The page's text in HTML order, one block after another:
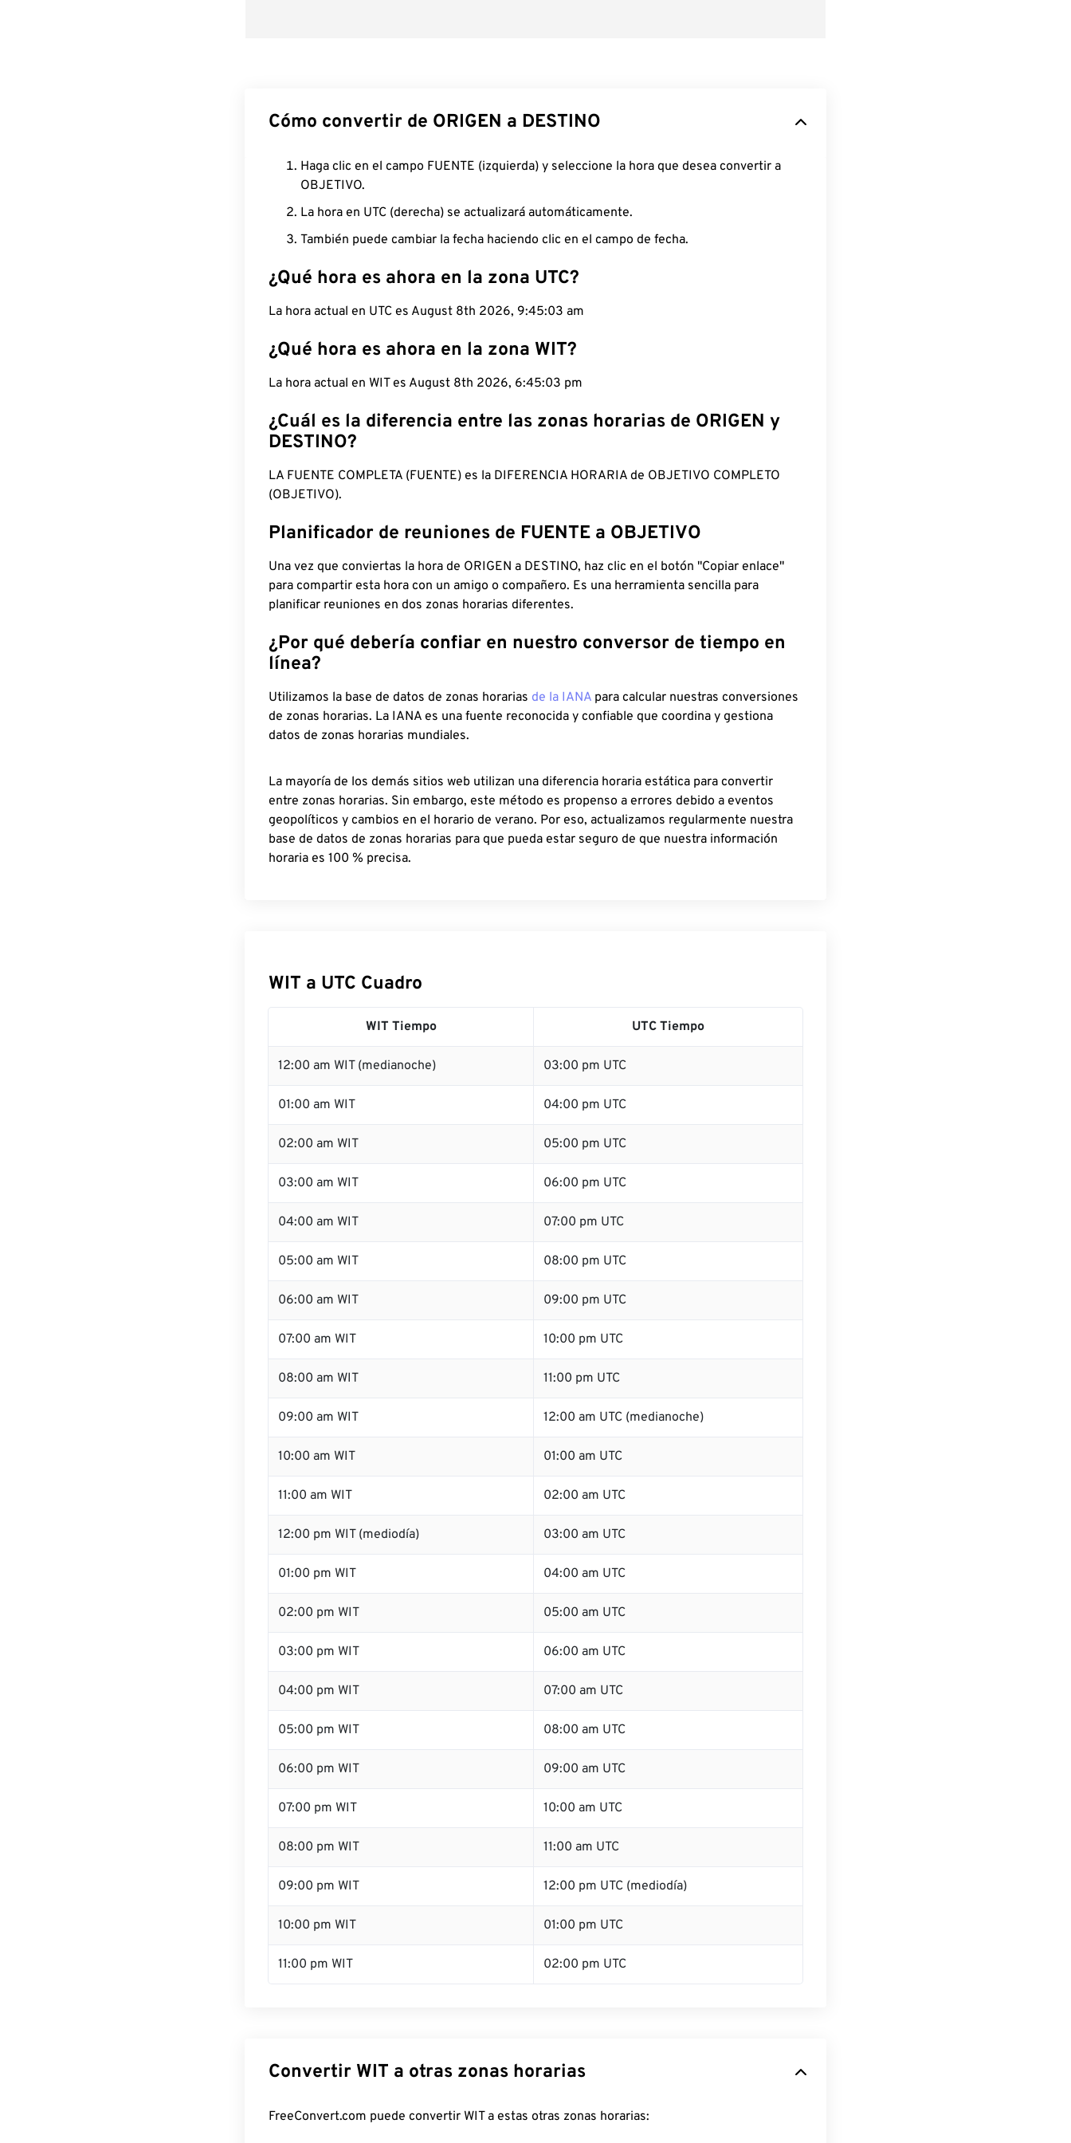
Cómo convertir de ORIGEN a DESTINO
Haga clic en el campo FUENTE (izquierda) y seleccione la hora que desea convertir a
OBJETIVO.
La hora en UTC (derecha) se actualizará automáticamente.
También puede cambiar la fecha haciendo clic en el campo de fecha.
¿Qué hora es ahora en la zona UTC?
La hora actual en UTC es August 8th 2026, 9:45:04 am
¿Qué hora es ahora en la zona WIT?
La hora actual en WIT es August 8th 2026, 6:45:04 pm
¿Cuál es la diferencia entre las zonas horarias de ORIGEN y
DESTINO?
LA FUENTE COMPLETA (FUENTE) es la DIFERENCIA HORARIA de OBJETIVO COMPLETO
(OBJETIVO).
Planificador de reuniones de FUENTE a OBJETIVO
Una vez que conviertas la hora de ORIGEN a DESTINO, haz clic en el botón "Copiar enlace"
para compartir esta hora con un amigo o compañero. Es una herramienta sencilla para
planificar reuniones en dos zonas horarias diferentes.
¿Por qué debería confiar en nuestro conversor de tiempo en
línea?
Utilizamos la base de datos de zonas horarias de la IANA para calcular nuestras conversiones
de zonas horarias. La IANA es una fuente reconocida y confiable que coordina y gestiona
datos de zonas horarias mundiales.
La mayoría de los demás sitios web utilizan una diferencia horaria estática para convertir
entre zonas horarias. Sin embargo, este método es propenso a errores debido a eventos
geopolíticos y cambios en el horario de verano. Por eso, actualizamos regularmente nuestra
base de datos de zonas horarias para que pueda estar seguro de que nuestra información
horaria es 100 % precisa.
WIT a UTC Cuadro
WIT Tiempo UTC Tiempo
12:00 am WIT (medianoche) 03:00 pm UTC
01:00 am WIT 04:00 pm UTC
02:00 am WIT 05:00 pm UTC
03:00 am WIT 06:00 pm UTC
04:00 am WIT 07:00 pm UTC
05:00 am WIT 08:00 pm UTC
06:00 am WIT 09:00 pm UTC
07:00 am WIT 10:00 pm UTC
08:00 am WIT 11:00 pm UTC
09:00 am WIT 12:00 am UTC (medianoche)
10:00 am WIT 01:00 am UTC
11:00 am WIT 02:00 am UTC
12:00 pm WIT (mediodía) 03:00 am UTC
01:00 pm WIT 04:00 am UTC
02:00 pm WIT 05:00 am UTC
03:00 pm WIT 06:00 am UTC
04:00 pm WIT 07:00 am UTC
05:00 pm WIT 08:00 am UTC
06:00 pm WIT 09:00 am UTC
07:00 pm WIT 10:00 am UTC
08:00 pm WIT 11:00 am UTC
09:00 pm WIT 12:00 pm UTC (mediodía)
10:00 pm WIT 01:00 pm UTC
11:00 pm WIT 02:00 pm UTC
Convertir WIT a otras zonas horarias
FreeConvert.com puede convertir WIT a estas otras zonas horarias: